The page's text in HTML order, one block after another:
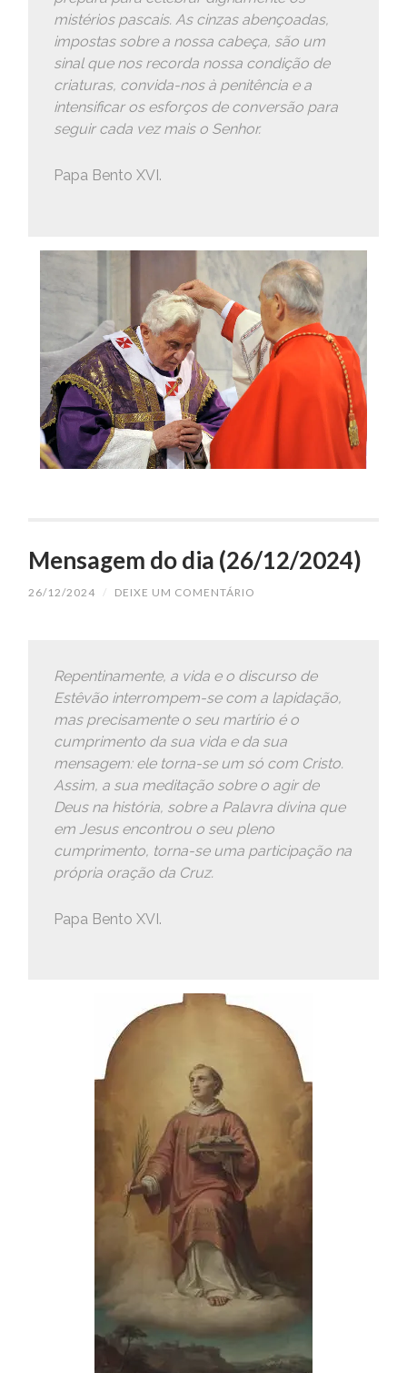
mistérios pascais. As cinzas abençoadas,
impostas sobre a nossa cabeça, são um
sinal que nos recorda nossa condição de
criaturas, convida-nos à penitência e a
intensificar os esforços de conversão para
seguir cada vez mais o Senhor.
Papa Bento XVI.
Mensagem do dia (26/12/2024)
26/12/2024 / DEIXE UM COMENTÁRIO
Repentinamente, a vida e o discurso de
Estêvão interrompem-se com a lapidação,
mas precisamente o seu martírio é o
cumprimento da sua vida e da sua
mensagem: ele torna-se um só com Cristo.
Assim, a sua meditação sobre o agir de
Deus na história, sobre a Palavra divina que
em Jesus encontrou o seu pleno
cumprimento, torna-se uma participação na
própria oração da Cruz.
Papa Bento XVI.